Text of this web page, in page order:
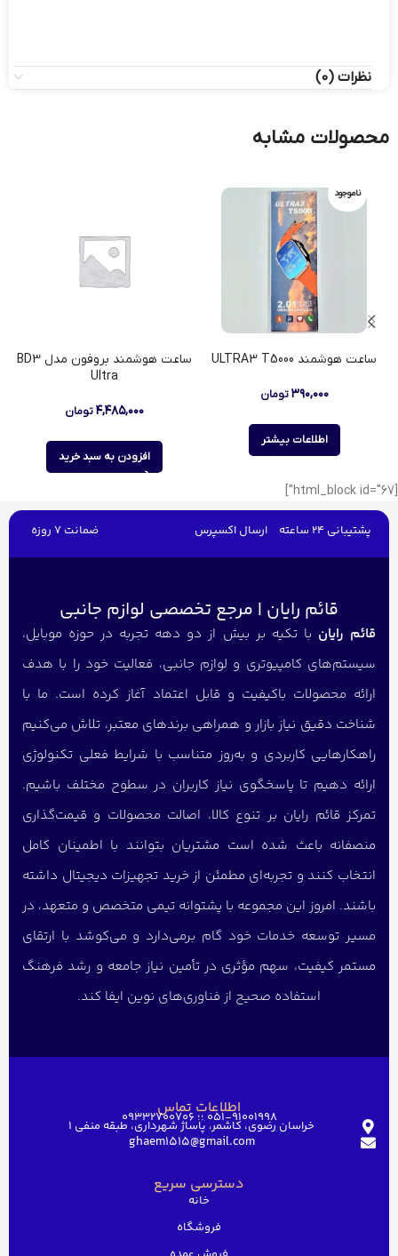
نظرات (0)
محصولات مشابه
ناموجود
ساعت هوشمند ULTRA3 T5000
۳۹۰,۰۰۰ تومان
اطلاعات بیشتر
ساعت هوشمند بروفون مدل BD3
Ultra
۴,۴۸۵,۰۰۰ تومان
افزودن به سبد خرید
[html_block id="67"]
پشتیبانی 24 ساعته ارسال اکسپرس ضمانت 7 روزه
قائم رایان | مرجع تخصصی لوازم جانبی
قائم رایان با تکیه بر بیش از دو دهه تجربه در حوزه موبایل،
سیستم‌های کامپیوتری و لوازم جانبی، فعالیت خود را با هدف
ارائه محصولات باکیفیت و قابل اعتماد آغاز کرده است. ما با
شناخت دقیق نیاز بازار و همراهی برندهای معتبر، تلاش می‌کنیم
راهکارهایی کاربردی و به‌روز متناسب با شرایط فعلی تکنولوژی
ارائه دهیم تا پاسخگوی نیاز کاربران در سطوح مختلف باشیم.
تمرکز قائم رایان بر تنوع کالا، اصالت محصولات و قیمت‌گذاری
منصفانه باعث شده است مشتریان بتوانند با اطمینان کامل
انتخاب کنند و تجربه‌ای مطمئن از خرید تجهیزات دیجیتال داشته
باشند. امروز این مجموعه با پشتوانه تیمی متخصص و متعهد، در
مسیر توسعه خدمات خود گام برمی‌دارد و می‌کوشد با ارتقای
مستمر کیفیت، سهم مؤثری در تأمین نیاز جامعه و رشد فرهنگ
استفاده صحیح از فناوری‌های نوین ایفا کند.
اطلاعات تماس051-91001998 ؛؛ 09332700706
خراسان رضوی، کاشمر، پاساژ شهرداری، طبقه منفی ۱
ghaem1515@gmail.com
دسترسی سریع
خانه
فروشگاه